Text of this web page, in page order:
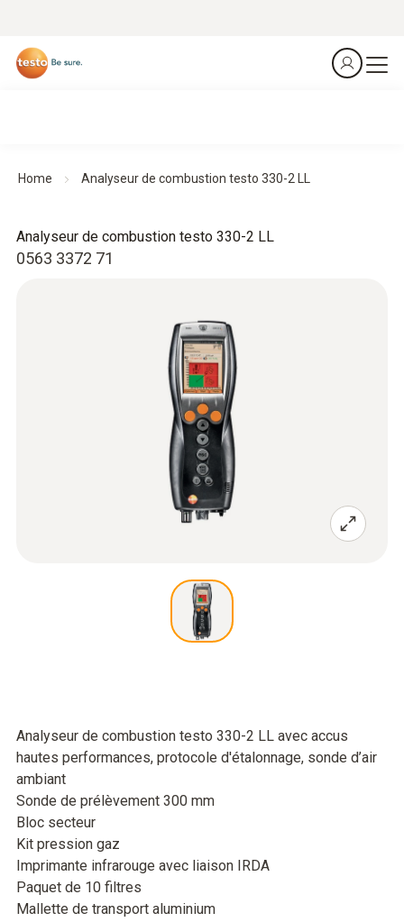
Home Analyseur de combustion testo 330-2 LL
0563 3372 71
Analyseur de combustion testo 330-2 LL
Analyseur de combustion testo 330-2 LL avec accus
hautes performances, protocole d'étalonnage, sonde d’air
ambiant
Sonde de prélèvement 300 mm
Bloc secteur
Kit pression gaz
Imprimante infrarouge avec liaison IRDA
Paquet de 10 filtres
Mallette de transport aluminium